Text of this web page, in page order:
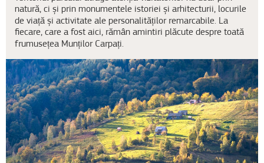
natură, ci și prin monumentele istoriei și arhitecturii, locurile
de viață și activitate ale personalităților remarcabile. La
fiecare, care a fost aici, rămân amintiri plăcute despre toată
frumusețea Munților Carpați.